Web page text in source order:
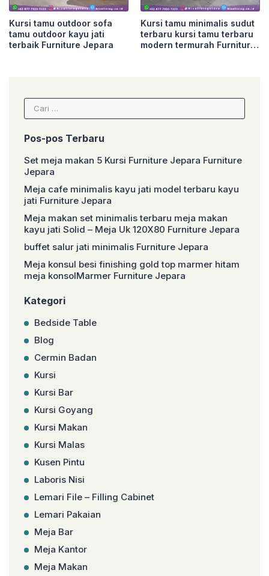
Kursi tamu outdoor sofa
tamu outdoor kayu jati
terbaik Furniture Jepara
Kursi tamu minimalis sudut
terbaru kursi tamu terbaru
modern termurah Furniture
Cari
untuk:
Pos-pos Terbaru
Set meja makan 5 Kursi Furniture Jepara Furniture
Jepara
Meja cafe minimalis kayu jati model terbaru kayu
jati Furniture Jepara
Meja makan set minimalis terbaru meja makan
kayu jati Solid – Meja Uk 120X80 Furniture Jepara
buffet salur jati minimalis Furniture Jepara
Meja konsul besi finishing gold top marmer hitam
meja konsolMarmer Furniture Jepara
Kategori
Bedside Table
Blog
Cermin Badan
Kursi
Kursi Bar
Kursi Goyang
Kursi Makan
Kursi Malas
Kusen Pintu
Laboris Nisi
Lemari File – Filling Cabinet
Lemari Pakaian
Meja Bar
Meja Kantor
Meja Makan